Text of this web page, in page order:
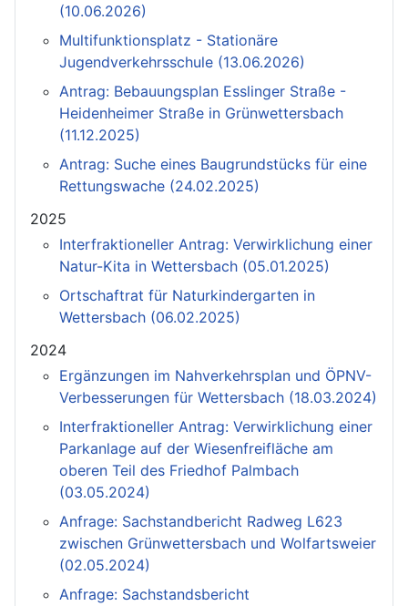
(10.06.2026)
Multifunktionsplatz - Stationäre
Jugendverkehrsschule (13.06.2026)
Antrag: Bebauungsplan Esslinger Straße -
Heidenheimer Straße in Grünwettersbach
(11.12.2025)
Antrag: Suche eines Baugrundstücks für eine
Rettungswache (24.02.2025)
2025
Interfraktioneller Antrag: Verwirklichung einer
Natur-Kita in Wettersbach (05.01.2025)
Ortschaftrat für Naturkindergarten in
Wettersbach (06.02.2025)
2024
Ergänzungen im Nahverkehrsplan und ÖPNV-
Verbesserungen für Wettersbach (18.03.2024)
Interfraktioneller Antrag: Verwirklichung einer
Parkanlage auf der Wiesenfreifläche am
oberen Teil des Friedhof Palmbach
(03.05.2024)
Anfrage: Sachstandbericht Radweg L623
zwischen Grünwettersbach und Wolfartsweier
(02.05.2024)
Anfrage: Sachstandsbericht